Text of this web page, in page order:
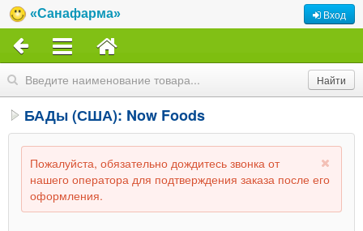
«Санафарма» Вход
БАДы (США): Now Foods
Пожалуйста, обязательно дождитесь звонка от
нашего оператора для подтверждения заказа после его
оформления.